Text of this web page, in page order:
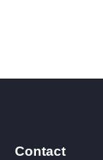
Contact